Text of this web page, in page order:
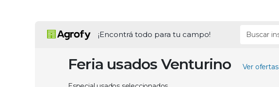
¡Encontrá todo para tu campo!
Feria usados Venturino Ver ofertas